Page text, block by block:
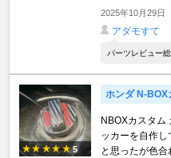
2025年10月29日
アダモすて
パーツレビュー
5
ホンダ N-BOX
NBOXカスタム
ッカーを自作
と思ったが色合